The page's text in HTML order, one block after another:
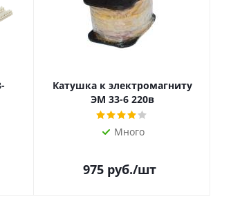
Катушка к электромагниту
ЭМ 33-6 220в
Много
975 руб./шт